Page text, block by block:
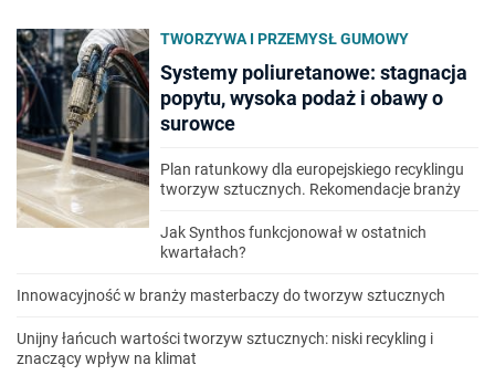
TWORZYWA I PRZEMYSŁ GUMOWY
Systemy poliuretanowe: stagnacja
popytu, wysoka podaż i obawy o
surowce
Plan ratunkowy dla europejskiego recyklingu
tworzyw sztucznych. Rekomendacje branży
Jak Synthos funkcjonował w ostatnich
kwartałach?
Innowacyjność w branży masterbaczy do tworzyw sztucznych
Unijny łańcuch wartości tworzyw sztucznych: niski recykling i
znaczący wpływ na klimat